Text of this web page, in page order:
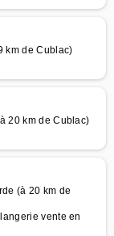
km de Cublac)
20 km de Cublac)
(à 20 km de
vente en